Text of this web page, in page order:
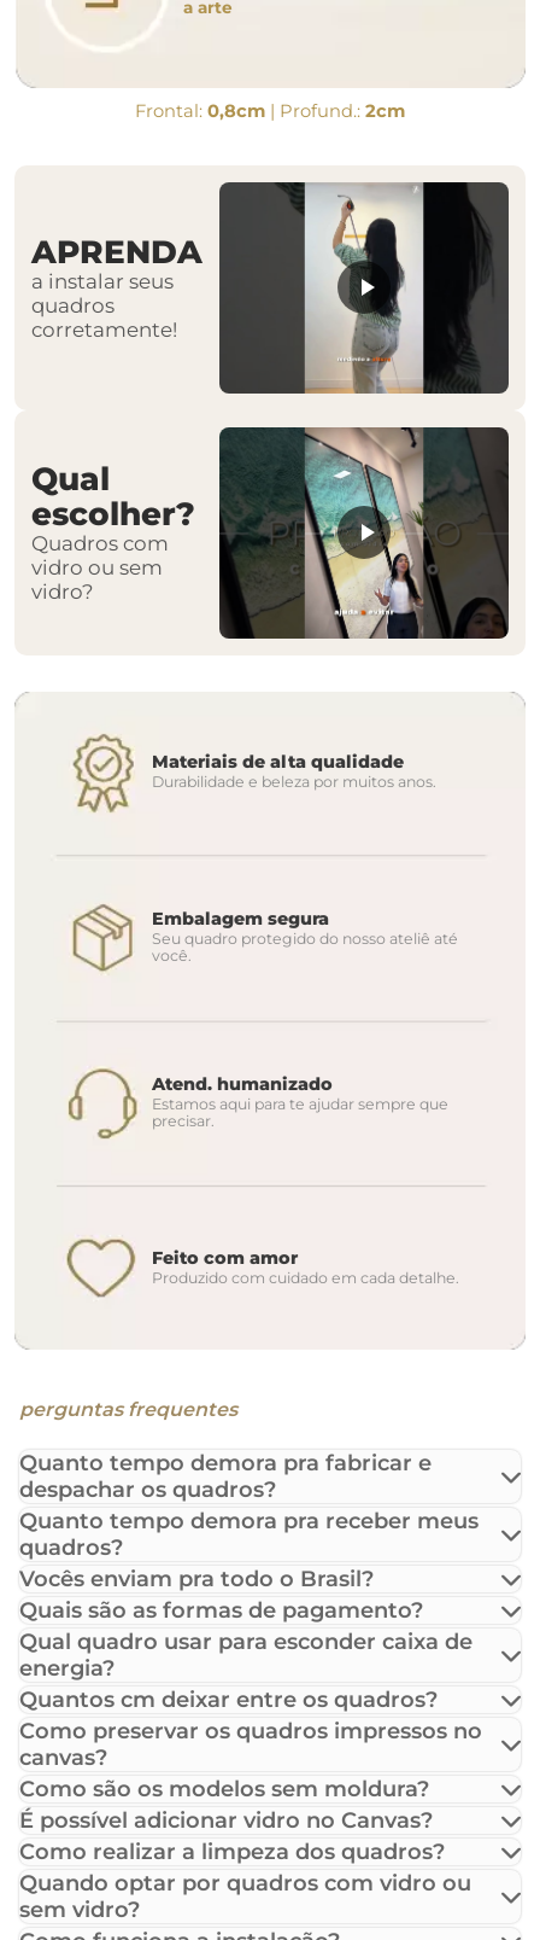
a arte
Frontal: 0,8cm | Profund.: 2cm
APRENDA
a instalar seus
quadros
corretamente!
Qual
escolher?
Quadros com
vidro ou sem
vidro?
Materiais de alta qualidade
Durabilidade e beleza por muitos anos.
Embalagem segura
Seu quadro protegido do nosso ateliê até
você.
Atend. humanizado
Estamos aqui para te ajudar sempre que
precisar.
Feito com amor
Produzido com cuidado em cada detalhe.
perguntas frequentes
Quanto tempo demora pra fabricar e
despachar os quadros?
Quanto tempo demora pra receber meus
quadros?
Vocês enviam pra todo o Brasil?
Quais são as formas de pagamento?
Qual quadro usar para esconder caixa de
energia?
Quantos cm deixar entre os quadros?
Como preservar os quadros impressos no
canvas?
Como são os modelos sem moldura?
É possível adicionar vidro no Canvas?
Como realizar a limpeza dos quadros?
Quando optar por quadros com vidro ou
sem vidro?